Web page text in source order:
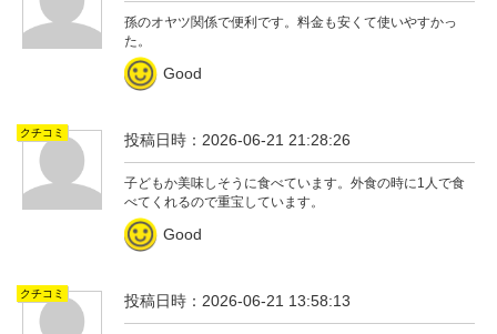
孫のオヤツ関係で便利です。料金も安くて使いやすかっ
た。
Good
クチコミ 投稿日時：2026-06-21 21:28:26
子どもか美味しそうに食べています。外食の時に1人で食
べてくれるので重宝しています。
Good
クチコミ 投稿日時：2026-06-21 13:58:13